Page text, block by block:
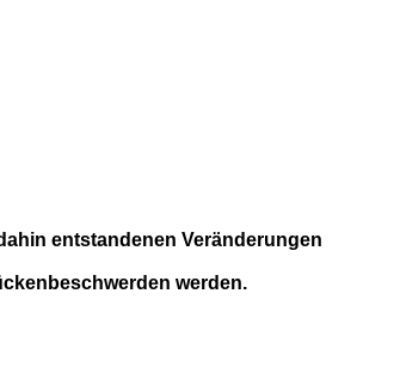
entstandenen Veränderungen
werden.